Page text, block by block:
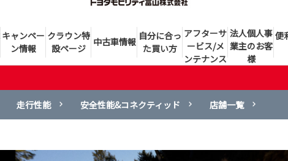
キャンペー
ン情報
クラウン特
設ページ
中古車情報 自分に合っ
た買い方
アフターサ
ービス/メ
ンテナンス
法人個人事
業主のお客
様
便
走行性能 安全性能&コネクティッド 店舗一覧